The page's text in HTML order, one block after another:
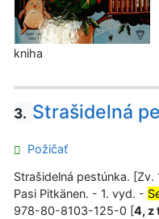
kniha
3. Strašidelná
Požičať
Strašidelná pestúnka. [Zv.
Pasi Pitkänen. - 1. vyd. -
978-80-8103-125-0 [4, z